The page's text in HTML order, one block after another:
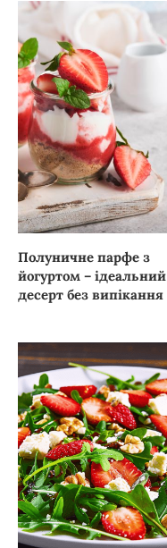
Полуничне парфе з
йогуртом – ідеальний
десерт без випікання